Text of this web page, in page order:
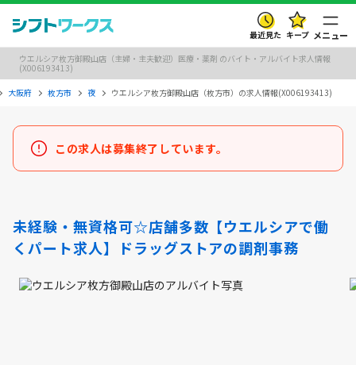
最近見た キープ メニュー
ウエルシア枚方御殿山店（主婦・主夫歓迎）医療・薬剤 のバイト・アルバイト求人情報
(X006193413)
大阪府 枚方市 夜 ウエルシア枚方御殿山店（枚方市）の求人情報(X006193413)
この求人は募集終了しています。
未経験・無資格可☆店舗多数【ウエルシアで働
くパート求人】ドラッグストアの調剤事務